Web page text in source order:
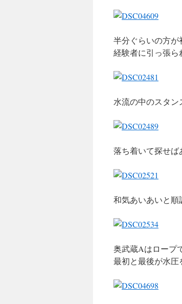
プ
半分ぐらいの方
経験者に引っ張ら
水流の中のスタン
落ち着いて探せば
和気あいあいと順
奥武蔵Aはロープ
最初と最後が水圧